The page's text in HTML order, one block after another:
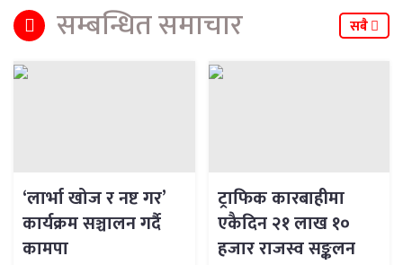
सम्बन्धित समाचार सबै
‘लार्भा खोज र नष्ट गर’
कार्यक्रम सञ्चालन गर्दै
कामपा
ट्राफिक कारबाहीमा
एकैदिन २१ लाख १०
हजार राजस्व सङ्कलन